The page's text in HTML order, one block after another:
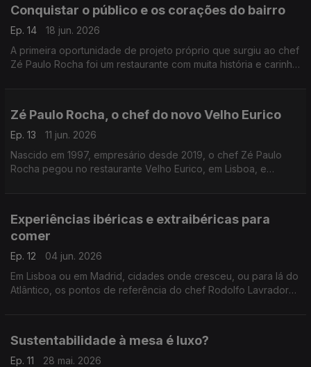
Conquistar o público e os corações do bairro
Ep. 14
18 jun. 2026
A primeira oportunidade de projeto próprio que surgiu ao chef
Zé Paulo Rocha foi um restaurante com muita história e carinho
Zé Paulo Rocha, o chef do novo Velho Eurico
Ep. 13
11 jun. 2026
Nascido em 1997, empresário desde 2019, o chef Zé Paulo
Rocha pegou no restaurante Velho Eurico, em Lisboa, e
Experiências ibéricas e extraibéricas para
comer
Ep. 12
04 jun. 2026
Em Lisboa ou em Madrid, cidades onde cresceu, ou para lá do
Atlântico, os pontos de referência do chef Rodolfo Lavrador
Sustentabilidade à mesa é luxo?
Ep. 11
28 mai. 2026